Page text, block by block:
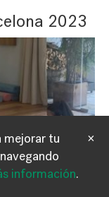
Contacto
2023
×
mejorar tu
información.